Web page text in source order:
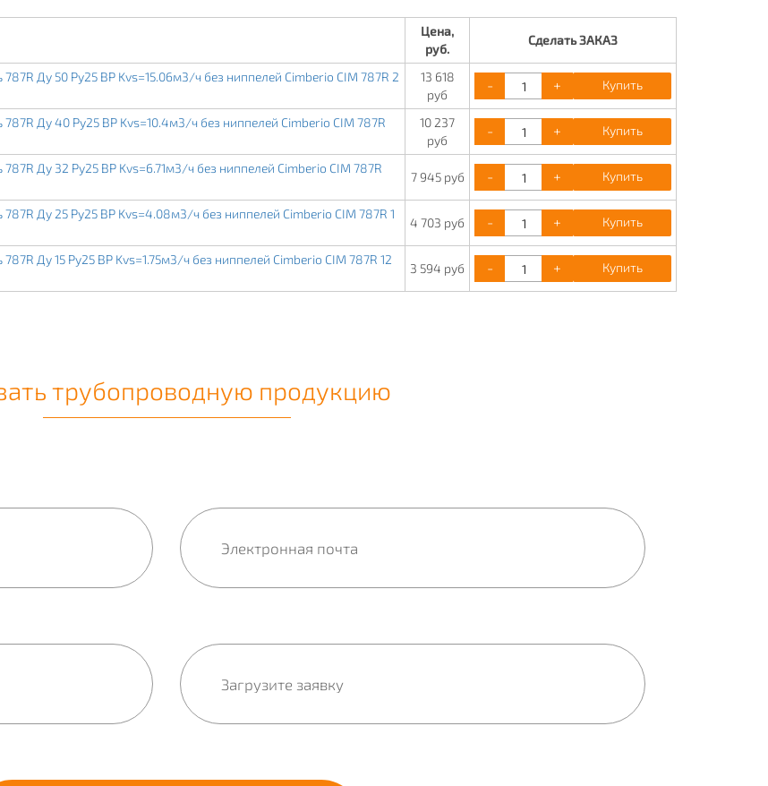
Цена,
руб.
Сделать ЗАКАЗ
Ду 50 Ру25 ВР Kvs=15.06м3/ч без ниппелей Cimberio CIM 787R 2
13 618
руб
- + Купить
Ду 40 Ру25 ВР Kvs=10.4м3/ч без ниппелей Cimberio CIM 787R
10 237
руб
- + Купить
Ду 32 Ру25 ВР Kvs=6.71м3/ч без ниппелей Cimberio CIM 787R
7 945 руб - + Купить
Ду 25 Ру25 ВР Kvs=4.08м3/ч без ниппелей Cimberio CIM 787R 1
4 703 руб - + Купить
Ду 15 Ру25 ВР Kvs=1.75м3/ч без ниппелей Cimberio CIM 787R 12
3 594 руб - + Купить
трубопроводную продукцию